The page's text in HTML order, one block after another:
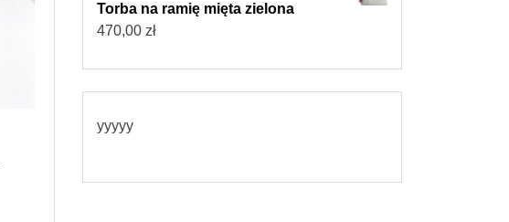
Torba na ramię mięta zielona
470,00 zł
yyyyy